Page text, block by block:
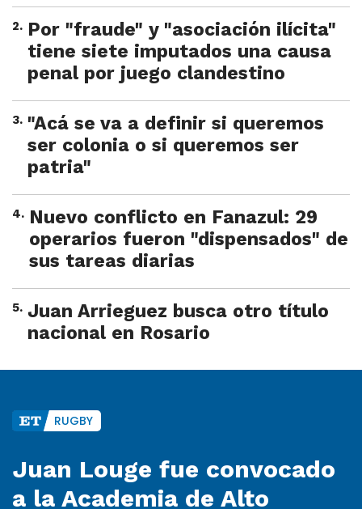
2. Por "fraude" y "asociación ilícita"
tiene siete imputados una causa
penal por juego clandestino
3. "Acá se va a definir si queremos
ser colonia o si queremos ser
patria"
4. Nuevo conflicto en Fanazul: 29
operarios fueron "dispensados" de
sus tareas diarias
5. Juan Arrieguez busca otro título
nacional en Rosario
RUGBY
Juan Louge fue convocado
a la Academia de Alto